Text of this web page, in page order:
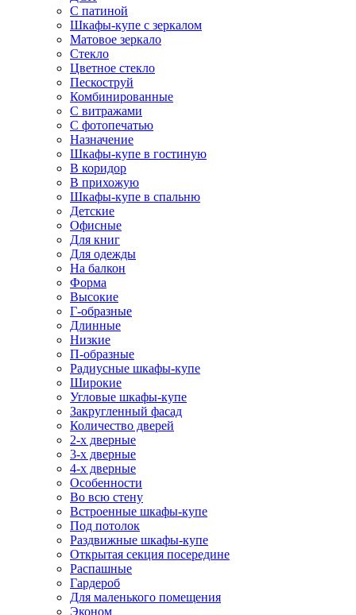
С патиной
Шкафы-купе с зеркалом
Матовое зеркало
Стекло
Цветное стекло
Пескоструй
Комбинированные
С витражами
С фотопечатью
Назначение
Шкафы-купе в гостиную
В коридор
В прихожую
Шкафы-купе в спальню
Детские
Офисные
Для книг
Для одежды
На балкон
Форма
Высокие
Г-образные
Длинные
Низкие
П-образные
Радиусные шкафы-купе
Широкие
Угловые шкафы-купе
Закругленный фасад
Количество дверей
2-х дверные
3-х дверные
4-х дверные
Особенности
Во всю стену
Встроенные шкафы-купе
Под потолок
Раздвижные шкафы-купе
Открытая секция посередине
Распашные
Гардероб
Для маленького помещения
Эконом